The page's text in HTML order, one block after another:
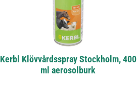
Kerbl Klövvårdsspray Stockholm, 400
ml aerosolburk